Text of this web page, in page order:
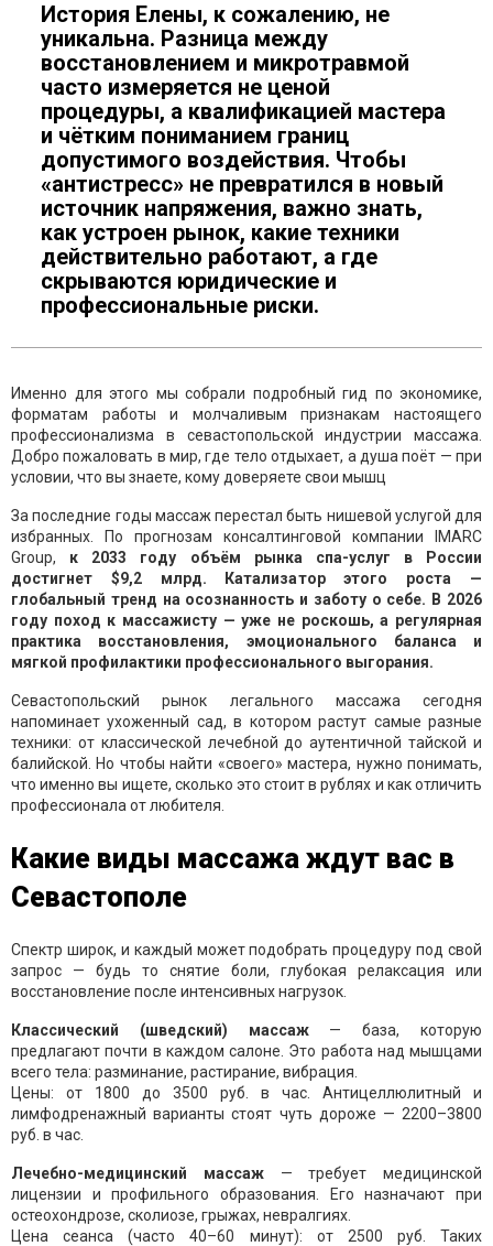
История Елены, к сожалению, не
уникальна. Разница между
восстановлением и микротравмой
часто измеряется не ценой
процедуры, а квалификацией мастера
и чётким пониманием границ
допустимого воздействия. Чтобы
«антистресс» не превратился в новый
источник напряжения, важно знать,
как устроен рынок, какие техники
действительно работают, а где
скрываются юридические и
профессиональные риски.
Именно для этого мы собрали подробный гид по экономике,
форматам работы и молчаливым признакам настоящего
профессионализма в севастопольской индустрии массажа.
Добро пожаловать в мир, где тело отдыхает, а душа поёт — при
условии, что вы знаете, кому доверяете свои мышц
За последние годы массаж перестал быть нишевой услугой для
избранных. По прогнозам консалтинговой компании IMARC
Group, к 2033 году объём рынка спа-услуг в России
достигнет $9,2 млрд. Катализатор этого роста —
глобальный тренд на осознанность и заботу о себе. В 2026
году поход к массажисту — уже не роскошь, а регулярная
практика восстановления, эмоционального баланса и
мягкой профилактики профессионального выгорания.
Севастопольский рынок легального массажа сегодня
напоминает ухоженный сад, в котором растут самые разные
техники: от классической лечебной до аутентичной тайской и
балийской. Но чтобы найти «своего» мастера, нужно понимать,
что именно вы ищете, сколько это стоит в рублях и как отличить
профессионала от любителя.
Какие виды массажа ждут вас в
Севастополе
Спектр широк, и каждый может подобрать процедуру под свой
запрос — будь то снятие боли, глубокая релаксация или
восстановление после интенсивных нагрузок.
Классический (шведский) массаж— база, которую
предлагают почти в каждом салоне. Это работа над мышцами
всего тела: разминание, растирание, вибрация.
Цены: от 1800 до 3500 руб. в час. Антицеллюлитный и
лимфодренажный варианты стоят чуть дороже — 2200–3800
руб. в час.
Лечебно-медицинский массаж— требует медицинской
лицензии и профильного образования. Его назначают при
остеохондрозе, сколиозе, грыжах, невралгиях.
Цена сеанса (часто 40–60 минут): от 2500 руб. Таких